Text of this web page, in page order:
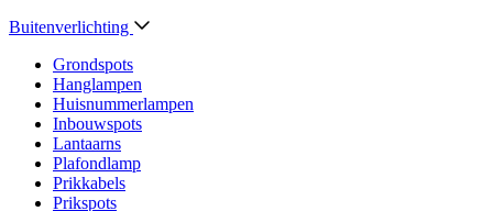
Buitenverlichting
Grondspots
Hanglampen
Huisnummerlampen
Inbouwspots
Lantaarns
Plafondlamp
Prikkabels
Prikspots